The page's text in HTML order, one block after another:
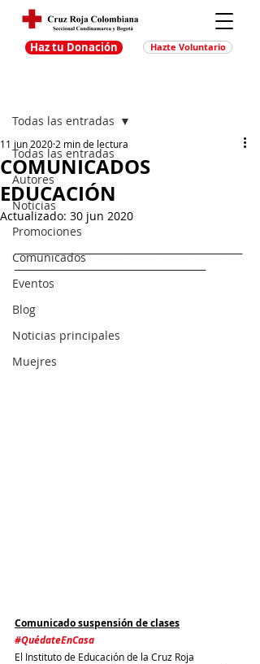
Haz tu Donación Hazte Voluntario
Todas las entradas
Autores
Noticias
Promociones
Comunicados
Eventos
Blog
Noticias principales
Muejres
Todas las entradas
COMUNICADOS
EDUCACIÓN
11 jun 2020 2 min de lectura
Actualizado: 30 jun 2020
_______________________________________________
Comunicado suspensión de clases
#QuédateEnCasa
El Instituto de Educación de la Cruz Roja